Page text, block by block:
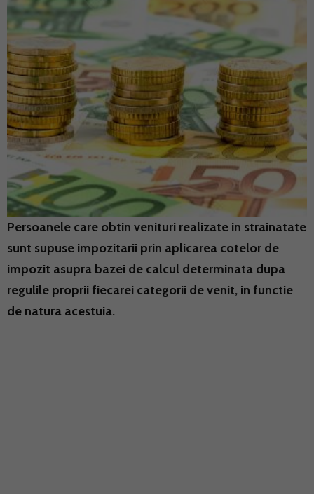
Persoanele care obtin venituri realizate in strainatate
sunt supuse impozitarii prin aplicarea cotelor de
impozit asupra bazei de calcul determinata dupa
regulile proprii fiecarei categorii de venit, in functie
de natura acestuia.